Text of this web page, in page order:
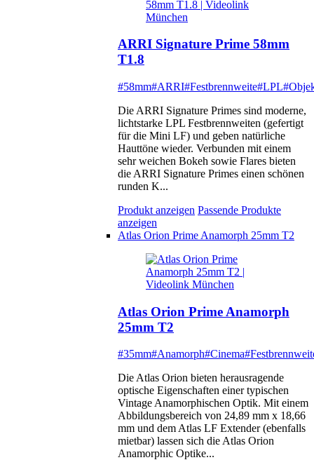
ARRI Signature Prime 58mm
T1.8
#58mm#ARRI#Festbrennweite#LPL
Die ARRI Signature Primes sind moderne,
lichtstarke LPL Festbrennweiten (gefertigt
für die Mini LF) und geben natürliche
Hauttöne wieder. Verbunden mit einem
sehr weichen Bokeh sowie Flares bieten
die ARRI Signature Primes einen schönen
runden K...
Produkt anzeigen Passende Produkte
anzeigen
Atlas Orion Prime Anamorph 25mm T2
Atlas Orion Prime Anamorph
25mm T2
#35mm#Anamorph#Cinema
Die Atlas Orion bieten herausragende
optische Eigenschaften einer typischen
Vintage Anamorphischen Optik. Mit einem
Abbildungsbereich von 24,89 mm x 18,66
mm und dem Atlas LF Extender (ebenfalls
mietbar) lassen sich die Atlas Orion
Anamorphic Optike...